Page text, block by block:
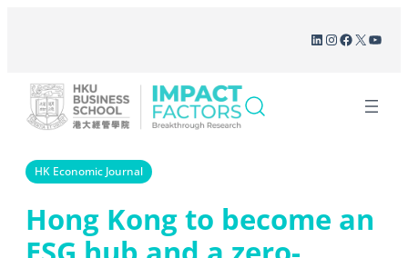
LinkedIn
Instagram
Facebook
X
HK Economic Journal
Hong Kong to become an